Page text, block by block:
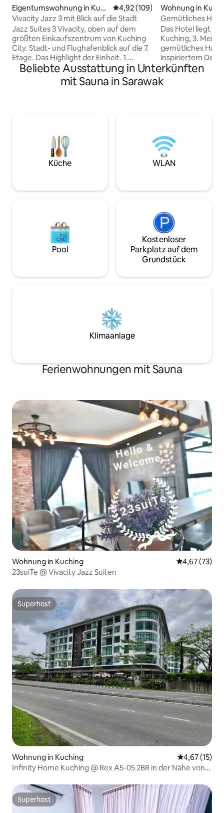
Eigentumswohnung in Kuch
ing
Durchschnittliche Bewertung:
4,92 (109)
Vivacity Jazz 3 mit Blick auf die Stadt
Jazz Suites 3 Vivacity, oben auf dem
größten Einkaufszentrum von Kuching
City. Stadt- und Flughafenblick auf die 7.
Etage. Das Highlight der Einheit. 1.
Kuckuckswasserreiniger 2.
Wäschetrockner 3. Bequeme
Bettwäsche, Frühling matratzen mit
bereitgestellt 7. Vollständige
Grundausstattung wie Shampoo,
Taschentücher, Toilettenpapier. 8. Blick
auf die Stadt. Mit Blick auf den Flughafen
Wohnung in
Gemütliches Haus
Das Hotel liegt
Kuching, 3. Meile.
gemütliches
inspiriertem
der Nähe von
Market usw. 3,60 km zum Sarawak
km zum
5,70 km zum
Kuching Die oben genannte Entfernung
wird mit dem
Beliebte Ausstattung in Unterkünften
mit Sauna in Sarawak
Küche WLAN
Pool
Kostenloser
Parkplatz auf dem
Grundstück
Klimaanlage
Ferienwohnungen mit Sauna
Wohnung in Kuching
4,67 (73)
23suiTe @ Vivacity Jazz Suiten
Superhost
Superhost
Wohnung in Kuching
4,67 (15)
Infinity Home Kuching @ Rex A5-05 2BR in der Nähe von
Superhost
Superhost